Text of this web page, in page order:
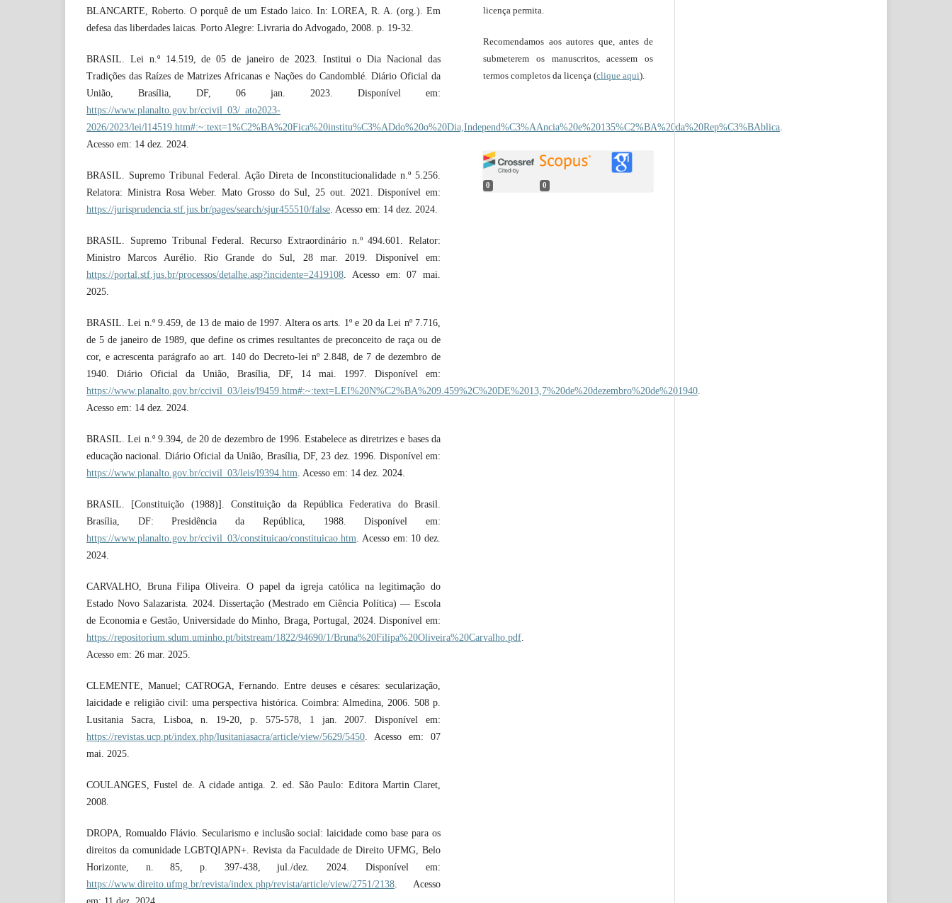
BLANCARTE, Roberto. O porquê de um Estado laico. In: LOREA, R. A. (org.). Em
defesa das liberdades laicas. Porto Alegre: Livraria do Advogado, 2008. p. 19-32.
BRASIL. Lei n.º 14.519, de 05 de janeiro de 2023. Institui o Dia Nacional das
Tradições das Raízes de Matrizes Africanas e Nações do Candomblé. Diário Oficial da
União, Brasília, DF, 06 jan. 2023. Disponível em:
https://www.planalto.gov.br/ccivil_03/_ato2023-
2026/2023/lei/l14519.htm#:~:text=1%C2%BA%20Fica%20institu%C3%ADdo%20o%20Dia,Independ%C3%AAncia%20e%20135%C2%BA%20da%20Rep%C3%BAblica.
Acesso em: 14 dez. 2024.
BRASIL. Supremo Tribunal Federal. Ação Direta de Inconstitucionalidade n.º 5.256.
Relatora: Ministra Rosa Weber. Mato Grosso do Sul, 25 out. 2021. Disponível em:
https://jurisprudencia.stf.jus.br/pages/search/sjur455510/false. Acesso em: 14 dez. 2024.
BRASIL. Supremo Tribunal Federal. Recurso Extraordinário n.º 494.601. Relator:
Ministro Marcos Aurélio. Rio Grande do Sul, 28 mar. 2019. Disponível em:
https://portal.stf.jus.br/processos/detalhe.asp?incidente=2419108. Acesso em: 07 mai.
2025.
BRASIL. Lei n.º 9.459, de 13 de maio de 1997. Altera os arts. 1º e 20 da Lei nº 7.716,
de 5 de janeiro de 1989, que define os crimes resultantes de preconceito de raça ou de
cor, e acrescenta parágrafo ao art. 140 do Decreto-lei nº 2.848, de 7 de dezembro de
1940. Diário Oficial da União, Brasília, DF, 14 mai. 1997. Disponível em:
https://www.planalto.gov.br/ccivil_03/leis/l9459.htm#:~:text=LEI%20N%C2%BA%209.459%2C%20DE%2013,7%20de%20dezembro%20de%201940.
Acesso em: 14 dez. 2024.
BRASIL. Lei n.º 9.394, de 20 de dezembro de 1996. Estabelece as diretrizes e bases da
educação nacional. Diário Oficial da União, Brasília, DF, 23 dez. 1996. Disponível em:
https://www.planalto.gov.br/ccivil_03/leis/l9394.htm. Acesso em: 14 dez. 2024.
BRASIL. [Constituição (1988)]. Constituição da República Federativa do Brasil.
Brasília, DF: Presidência da República, 1988. Disponível em:
https://www.planalto.gov.br/ccivil_03/constituicao/constituicao.htm. Acesso em: 10 dez.
2024.
CARVALHO, Bruna Filipa Oliveira. O papel da igreja católica na legitimação do
Estado Novo Salazarista. 2024. Dissertação (Mestrado em Ciência Política) — Escola
de Economia e Gestão, Universidade do Minho, Braga, Portugal, 2024. Disponível em:
https://repositorium.sdum.uminho.pt/bitstream/1822/94690/1/Bruna%20Filipa%20Oliveira%20Carvalho.pdf.
Acesso em: 26 mar. 2025.
CLEMENTE, Manuel; CATROGA, Fernando. Entre deuses e césares: secularização,
laicidade e religião civil: uma perspectiva histórica. Coimbra: Almedina, 2006. 508 p.
Lusitania Sacra, Lisboa, n. 19-20, p. 575-578, 1 jan. 2007. Disponível em:
https://revistas.ucp.pt/index.php/lusitaniasacra/article/view/5629/5450. Acesso em: 07
mai. 2025.
COULANGES, Fustel de. A cidade antiga. 2. ed. São Paulo: Editora Martin Claret,
2008.
DROPA, Romualdo Flávio. Secularismo e inclusão social: laicidade como base para os
direitos da comunidade LGBTQIAPN+. Revista da Faculdade de Direito UFMG, Belo
Horizonte, n. 85, p. 397-438, jul./dez. 2024. Disponível em:
https://www.direito.ufmg.br/revista/index.php/revista/article/view/2751/2138. Acesso
licença permita.
Recomendamos aos autores que, antes de
submeterem os manuscritos, acessem os
termos completos da licença (clique aqui).
0 0